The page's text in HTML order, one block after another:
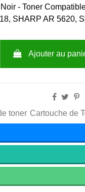
- Toner
SHARP AR 5620,
Ajouter au
toner Cartouche de